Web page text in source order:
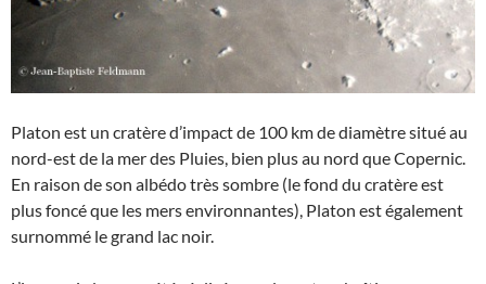
Platon est un cratère d’impact de 100 km de diamètre situé au
nord-est de la mer des Pluies, bien plus au nord que Copernic.
En raison de son albédo très sombre (le fond du cratère est
plus foncé que les mers environnantes), Platon est également
surnommé le grand lac noir.